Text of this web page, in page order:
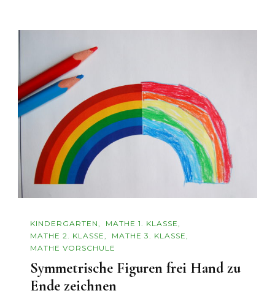
KINDERGARTEN
MATHE 1. KLASSE
MATHE 2. KLASSE
MATHE 3. KLASSE
MATHE VORSCHULE
Symmetrische Figuren frei Hand zu
Ende zeichnen